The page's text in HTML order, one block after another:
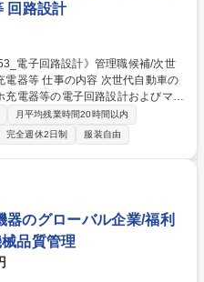
回路設計
代自動車の
電器等の電子回路設計およびマネ
な製品なため、ユーザー体験に直
・量産までの立ち上げをお任せし
、委託先指導、社内品質会議推
＜対象製品＞ステアリングECU
製品 募集職種 《153_
ンドルECU製品・車内スマホ充電
月平均残業時間20時間以内
完全週休2日制 服装自由
のグローバル企業/福利
品質管理